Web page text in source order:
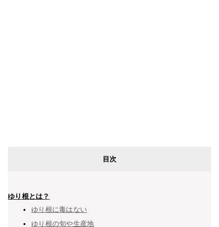
目次
ゆり根とは？
ゆり根に毒はない
ゆり根の旬や生産地